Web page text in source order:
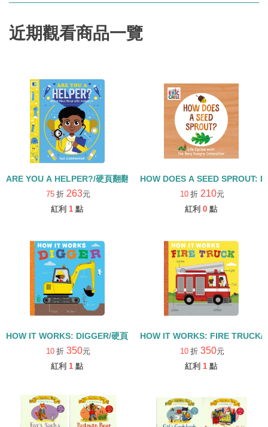
近期觀看商品一覽
ARE YOU A HELPER?/硬頁翻翻書
75 折 263元
紅利 1 點
HOW DOES A SEED SPROUT:
10 折 210元
紅利 0 點
HOW IT WORKS: DIGGER/硬頁書
10 折 350元
紅利 1 點
HOW IT WORKS: FIRE TRUCK/
10 折 350元
紅利 1 點